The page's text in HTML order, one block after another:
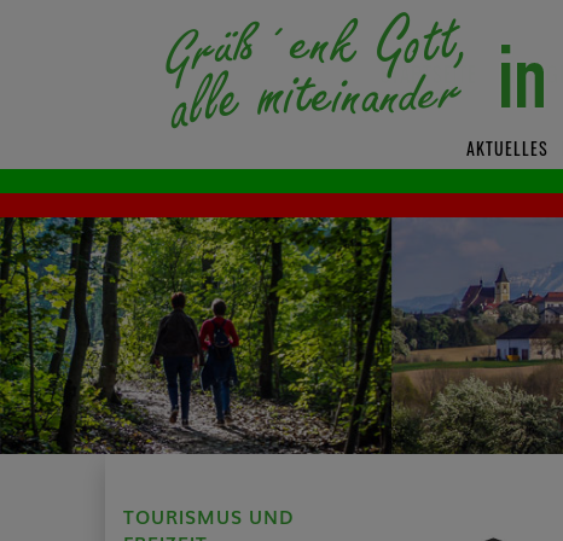
AKTUELLES
TOURISMUS UND